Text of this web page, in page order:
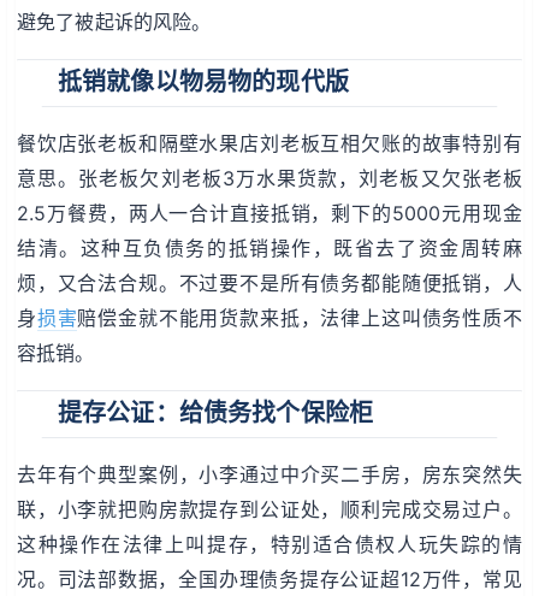
避免了被起诉的风险。
抵销就像以物易物的现代版
餐饮店张老板和隔壁水果店刘老板互相欠账的故事特别有
意思。张老板欠刘老板3万水果货款，刘老板又欠张老板
2.5万餐费，两人一合计直接抵销，剩下的5000元用现金
结清。这种互负债务的抵销操作，既省去了资金周转麻
烦，又合法合规。不过要不是所有债务都能随便抵销，人
身损害赔偿金就不能用货款来抵，法律上这叫债务性质不
容抵销。
提存公证：给债务找个保险柜
去年有个典型案例，小李通过中介买二手房，房东突然失
联，小李就把购房款提存到公证处，顺利完成交易过户。
这种操作在法律上叫提存，特别适合债权人玩失踪的情
况。司法部数据，全国办理债务提存公证超12万件，常见